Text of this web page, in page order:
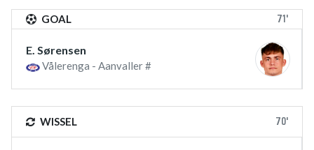
GOAL 71'
E. Sørensen
Vålerenga - Aanvaller #
WISSEL 70'